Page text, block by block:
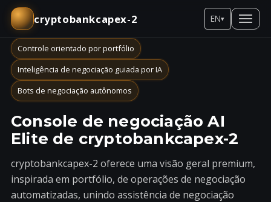
cryptobankcapex-2 EN▾
Controle orientado por portfólio
Inteligência de negociação guiada por IA
Bots de negociação autônomos
Console de negociação AI
Elite de cryptobankcapex-2
cryptobankcapex-2 oferece uma visão geral premium,
inspirada em portfólio, de operações de negociação
automatizadas, unindo assistência de negociação